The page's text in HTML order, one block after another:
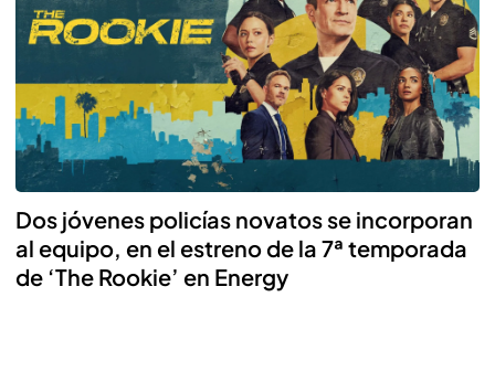
Dos jóvenes policías novatos se incorporan
al equipo, en el estreno de la 7ª temporada
de ‘The Rookie’ en Energy